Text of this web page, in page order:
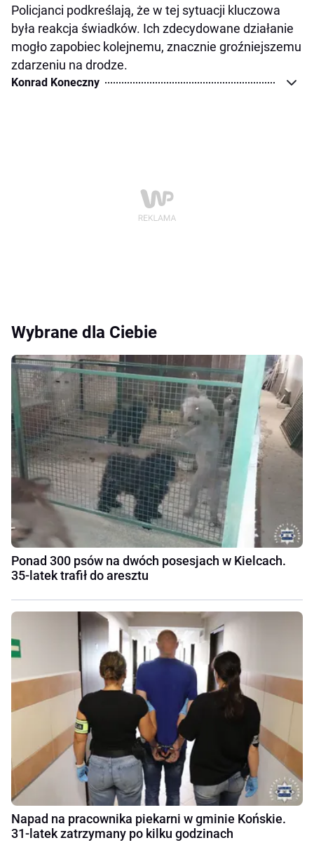
Policjanci podkreślają, że w tej sytuacji kluczowa
była reakcja świadków. Ich zdecydowane działanie
mogło zapobiec kolejnemu, znacznie groźniejszemu
zdarzeniu na drodze.
Konrad Koneczny
Wybrane dla Ciebie
Ponad 300 psów na dwóch posesjach w Kielcach.
35-latek trafił do aresztu
Napad na pracownika piekarni w gminie Końskie.
31-latek zatrzymany po kilku godzinach